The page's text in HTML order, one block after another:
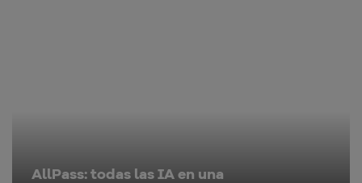
AllPass: todas las IA en una